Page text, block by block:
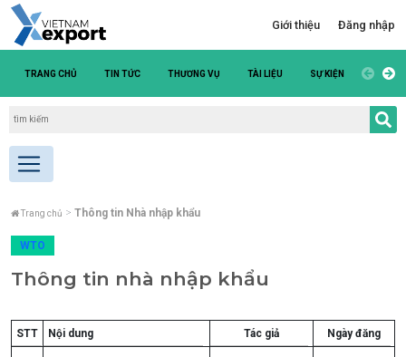
Giới thiệu Đăng nhập
TRANG CHỦ TIN TỨC THƯƠNG VỤ TÀI LIỆU SỰ KIỆN DANH
Trang chủ Thông tin Nhà nhập khẩu
WTO
Thông tin nhà nhập khẩu
STT Nội dung Tác giả Ngày đăng